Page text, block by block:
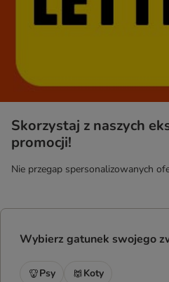
Skorzystaj z naszych
promocji!
Nie przegap spersonalizowanych
Wybierz gatunek swojego
Psy Koty